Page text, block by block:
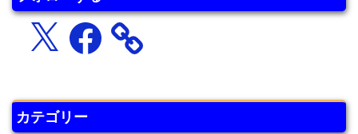
X Facebook
カテゴリー